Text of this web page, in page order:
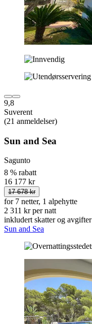
9,8
Suverent
(21 anmeldelser)
Sun and Sea
Sagunto
8 % rabatt
16 177 kr
17 678 kr
for 7 netter, 1 alpehytte
2 311 kr per natt
inkludert skatter og avgifter
Sun and Sea